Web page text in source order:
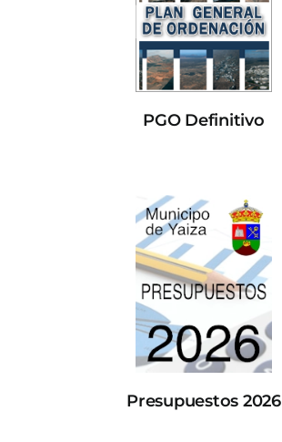
PGO Definitivo
Presupuestos 2026